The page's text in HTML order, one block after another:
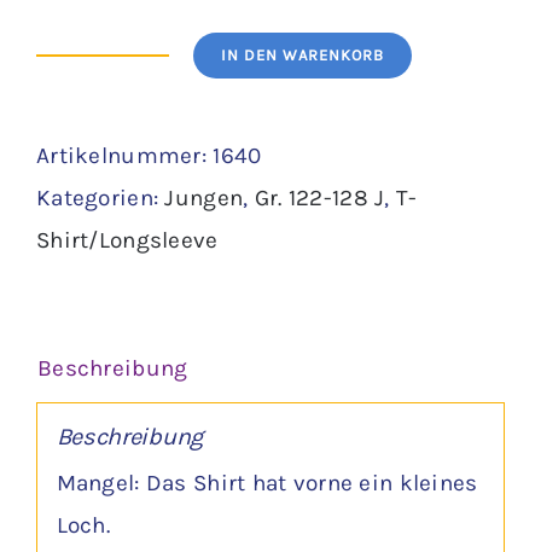
Gr.
122/128
-
IN DEN WARENKORB
Artikelnummer: 1640
Kategorien:Jungen, Gr. 122-128 J,T-
Shirt/Longsleeve
Beschreibung
Beschreibung
Mangel: Das Shirt hat vorne ein kleines
Loch.